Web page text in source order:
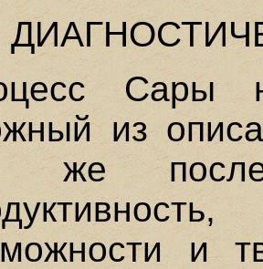
Сары
из
же
и